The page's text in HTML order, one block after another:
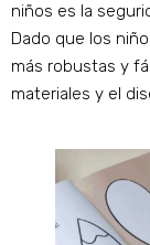
niños es la
Dado que los
más robustas y
materiales y el